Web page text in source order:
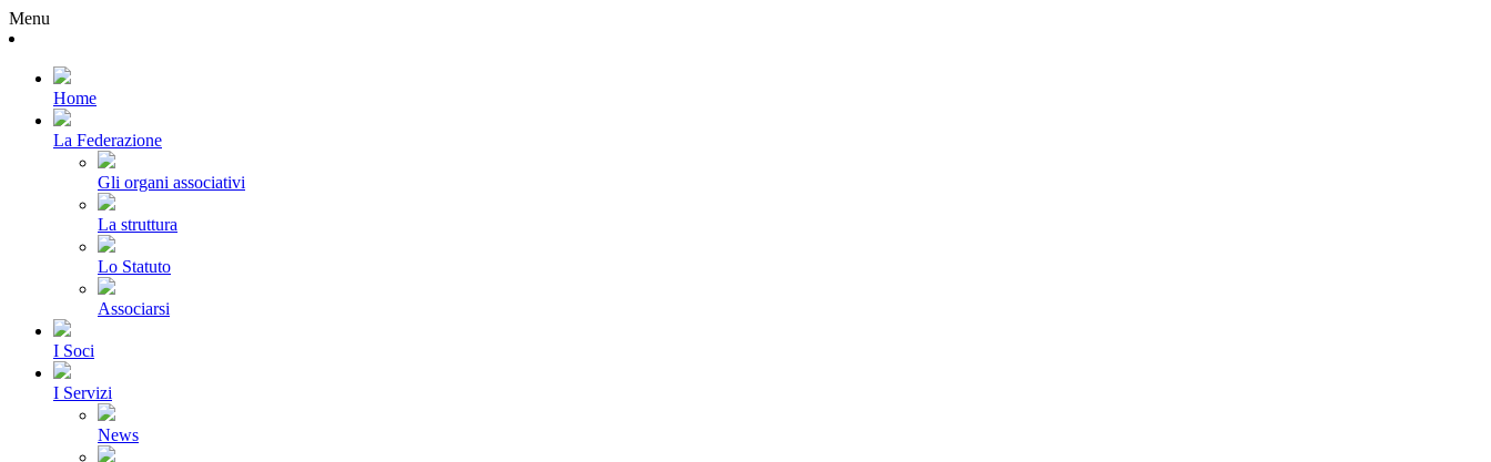
Menu
Home
La Federazione
Gli organi associativi
La struttura
Lo Statuto
Associarsi
I Soci
I Servizi
News